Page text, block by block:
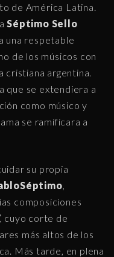
de América Latina.
Séptimo Sello
una respetable
de los músicos con
cristiana argentina.
que se extendiera a
como músico y
fama se ramificara a
su propia
composiciones
, cuyo corte de
más altos de los
Más tarde, en plena